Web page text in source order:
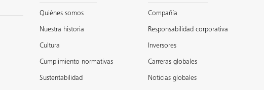
Quiénes somos
Nuestra historia
Cultura
Cumplimiento normativas
Sustentabilidad
Compañía
Responsabilidad corporativa
Inversores
Carreras globales
Noticias globales